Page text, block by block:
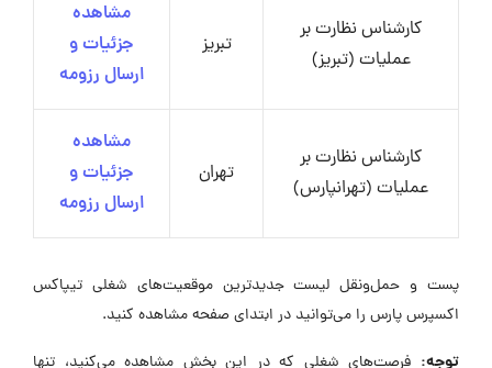
کارشناس نظارت بر
عملیات (تبریز)
تبریز
مشاهده
جزئیات و
ارسال رزومه
کارشناس نظارت بر
عملیات (تهرانپارس)
تهران
مشاهده
جزئیات و
ارسال رزومه
پست و حمل‌ونقل لیست جدیدترین موقعیت‌های شغلی تیپاکس
اکسپرس پارس را می‌توانید در ابتدای صفحه مشاهده کنید.
توجه: